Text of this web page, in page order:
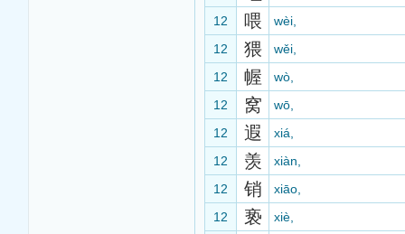
12
喂
wèi,
12
猥
wěi,
12
幄
wò,
12
窝
wō,
12
遐
xiá,
12
羡
xiàn,
12
销
xiāo,
12
亵
xiè,